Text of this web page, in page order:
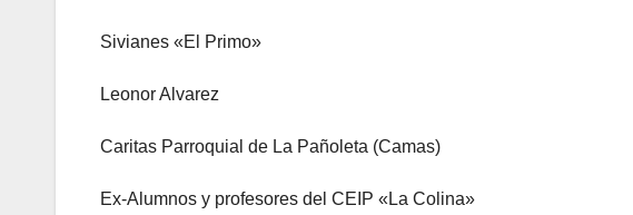
Sivianes «El Primo»
Leonor Alvarez
Caritas Parroquial de La Pañoleta (Camas)
Ex-Alumnos y profesores del CEIP «La Colina»